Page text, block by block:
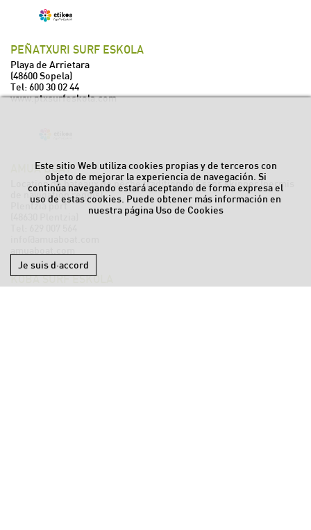
Este sitio Web utiliza cookies propias y de terceros con
objeto de mejorar la experiencia de navegación. Si
continúa navegando estará aceptando de forma expresa el
uso de estas cookies. Puede obtener más información en
nuestra página Uso de Cookies
Je suis d·accord
PEÑATXURI SURF ESKOLA
Playa de Arrietara
(48600 Sopela)
Tel:600 30 02 44
www.ptxsurfeskola.com
AMUA BOAT
Location de bateaux de pêche traditionnels sans skipper (permis
de navigation requis)
Plentzia port
KOBA SURF ESKOLA